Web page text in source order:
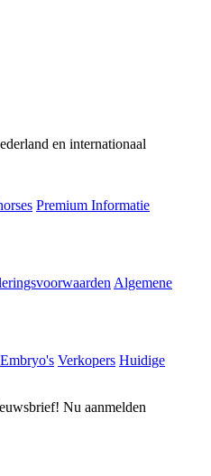
en internationaal
Premium Informatie
Algemene
Embryo's Verkopers Huidige
Nu aanmelden